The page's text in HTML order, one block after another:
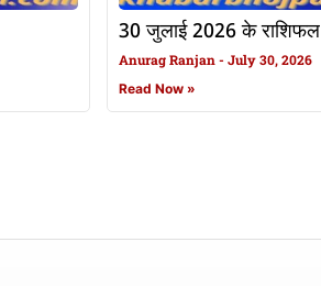
30 जुलाई 2026 के राशिफल
Anurag Ranjan July 30, 2026
Read Now »